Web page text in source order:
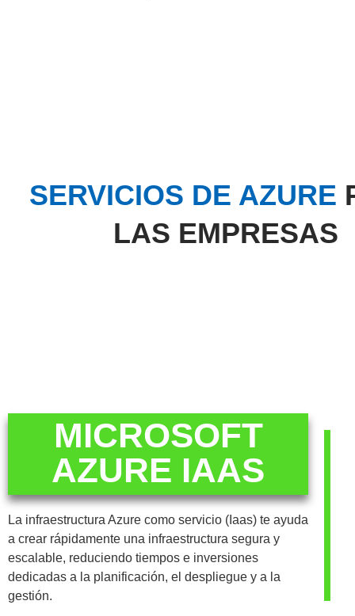
SERVICIOS DE AZURE
LAS EMPRESAS
MICROSOFT
AZURE IAAS
La infraestructura Azure como servicio (Iaas) te ayuda
a crear rápidamente una infraestructura segura y
escalable, reduciendo tiempos e inversiones
dedicadas a la planificación, el despliegue y a la
gestión.